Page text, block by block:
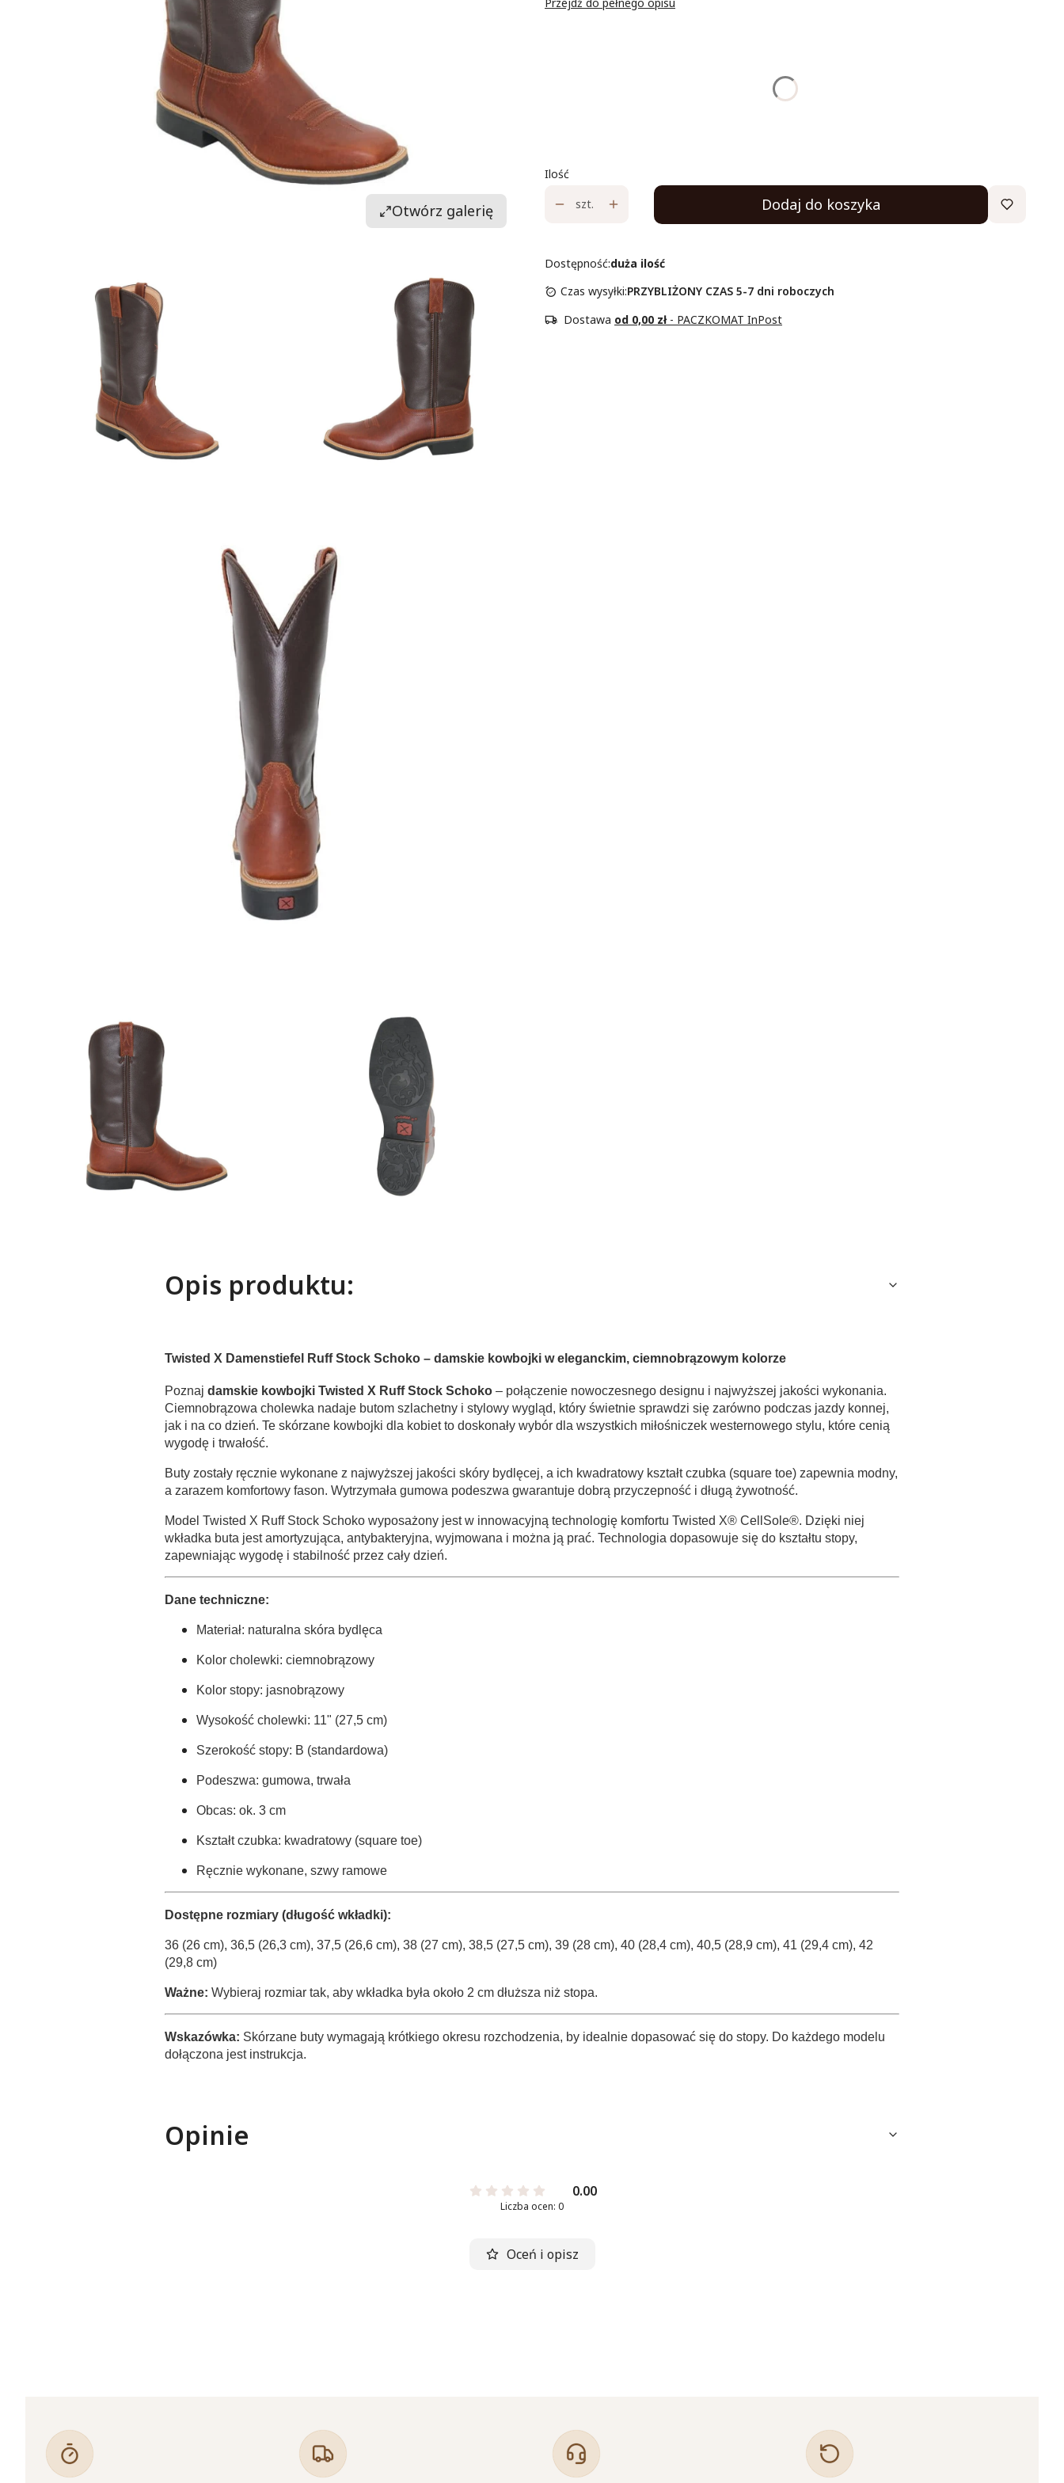
Otwórz galerię
Ilość
szt.
Dodaj do koszyka
Dostępność:duża ilość
Czas wysyłki:PRZYBLIŻONY CZAS 5-7 dni roboczych
Dostawa od 0,00 zł - PACZKOMAT InPost
Opis produktu:
Twisted X Damenstiefel Ruff Stock Schoko – damskie kowbojki w eleganckim, ciemnobrązowym kolorze
Poznaj damskie kowbojki Twisted X Ruff Stock Schoko – połączenie nowoczesnego designu i najwyższej jakości wykonania.
Ciemnobrązowa cholewka nadaje butom szlachetny i stylowy wygląd, który świetnie sprawdzi się zarówno podczas jazdy konnej,
jak i na co dzień. Te skórzane kowbojki dla kobiet to doskonały wybór dla wszystkich miłośniczek westernowego stylu, które cenią
wygodę i trwałość.
Buty zostały ręcznie wykonane z najwyższej jakości skóry bydlęcej, a ich kwadratowy kształt czubka (square toe) zapewnia modny,
a zarazem komfortowy fason. Wytrzymała gumowa podeszwa gwarantuje dobrą przyczepność i długą żywotność.
Model Twisted X Ruff Stock Schoko wyposażony jest w innowacyjną technologię komfortu Twisted X® CellSole®. Dzięki niej
wkładka buta jest amortyzująca, antybakteryjna, wyjmowana i można ją prać. Technologia dopasowuje się do kształtu stopy,
zapewniając wygodę i stabilność przez cały dzień.
Dane techniczne:
Materiał: naturalna skóra bydlęca
Kolor cholewki: ciemnobrązowy
Kolor stopy: jasnobrązowy
Wysokość cholewki: 11" (27,5 cm)
Szerokość stopy: B (standardowa)
Podeszwa: gumowa, trwała
Obcas: ok. 3 cm
Kształt czubka: kwadratowy (square toe)
Ręcznie wykonane, szwy ramowe
Dostępne rozmiary (długość wkładki):
36 (26 cm), 36,5 (26,3 cm), 37,5 (26,6 cm), 38 (27 cm), 38,5 (27,5 cm), 39 (28 cm), 40 (28,4 cm), 40,5 (28,9 cm), 41 (29,4 cm), 42
(29,8 cm)
Ważne: Wybieraj rozmiar tak, aby wkładka była około 2 cm dłuższa niż stopa.
Wskazówka: Skórzane buty wymagają krótkiego okresu rozchodzenia, by idealnie dopasować się do stopy. Do każdego modelu
dołączona jest instrukcja.
Opinie
0.00
Liczba ocen: 0
Oceń i opisz